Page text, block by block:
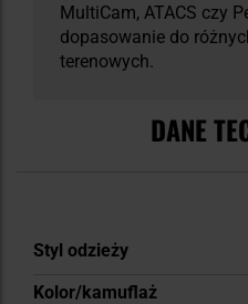
MultiCam, ATACS czy
dopasowanie do
terenowych.
DANE
Więcej
Styl odzieży
Kolor/kamuflaż